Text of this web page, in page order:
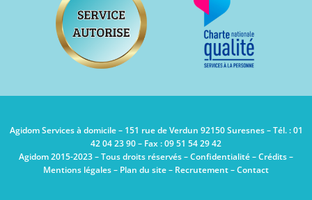
Agidom Services à domicile – 151 rue de Verdun 92150 Suresnes – Tél. : 01
42 04 23 90 – Fax : 09 51 54 29 42
Agidom 2015-2023 – Tous droits réservés –Confidentialité–Crédits–
Mentions légales– Plan du site– Recrutement–Contact